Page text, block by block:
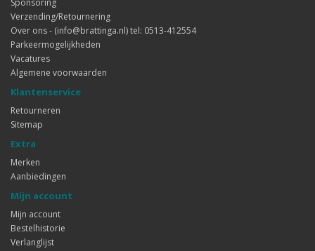
Sponsoring
Verzending/Retournering
Over ons - (info@brattinga.nl) tel: 0513-412554
Parkeermogelijkheden
Vacatures
Algemene voorwaarden
Klantenservice
Retourneren
Sitemap
Extra
Merken
Aanbiedingen
Mijn account
Mijn account
Bestelhistorie
Verlanglijst